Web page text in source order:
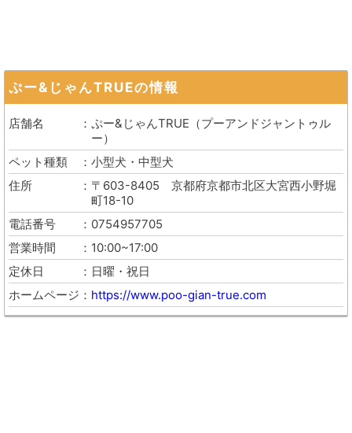
ぷー&じゃんTRUEの情報
店舗名 ぷー&じゃんTRUE （プーアンドジャントゥル
ー）
ペット種類
小型犬・中型犬
住所
〒603-8405 京都府京都市北区大宮西小野堀
町18-10
電話番号
0754957705
営業時間
10:00~17:00
定休日
日曜・祝日
ホームページ
https://www.poo-gian-true.com